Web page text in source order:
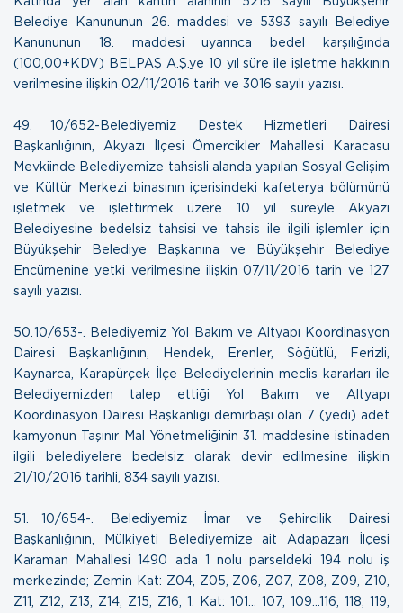
Belediye Kanununun 26. maddesi ve 5393 sayılı Belediye
Kanununun 18. maddesi uyarınca bedel karşılığında
(100,00+KDV) BELPAŞ A.Ş.ye 10 yıl süre ile işletme hakkının
verilmesine ilişkin 02/11/2016 tarih ve 3016 sayılı yazısı.
49. 10/652-Belediyemiz Destek Hizmetleri Dairesi
Başkanlığının, Akyazı İlçesi Ömercikler Mahallesi Karacasu
Mevkiinde Belediyemize tahsisli alanda yapılan Sosyal Gelişim
ve Kültür Merkezi binasının içerisindeki kafeterya bölümünü
işletmek ve işlettirmek üzere 10 yıl süreyle Akyazı
Belediyesine bedelsiz tahsisi ve tahsis ile ilgili işlemler için
Büyükşehir Belediye Başkanına ve Büyükşehir Belediye
Encümenine yetki verilmesine ilişkin07/11/2016 tarih ve 127
sayılı yazısı.
50. 10/653-. Belediyemiz Yol Bakım ve Altyapı Koordinasyon
Dairesi Başkanlığının, Hendek, Erenler, Söğütlü, Ferizli,
Kaynarca, Karapürçek İlçe Belediyelerinin meclis kararları ile
Belediyemizden talep ettiği Yol Bakım ve Altyapı
Koordinasyon Dairesi Başkanlığı demirbaşı olan 7 (yedi) adet
kamyonun Taşınır Mal Yönetmeliğinin 31. maddesine istinaden
ilgili belediyelere bedelsiz olarak devir edilmesine ilişkin
21/10/2016 tarihli, 834 sayılı yazısı.
51. 10/654-. Belediyemiz İmar ve Şehircilik Dairesi
Başkanlığının, Mülkiyeti Belediyemize ait Adapazarı İlçesi
Karaman Mahallesi 1490 ada 1 nolu parseldeki 194 nolu iş
merkezinde; Zemin Kat: Z04, Z05, Z06, Z07, Z08, Z09, Z10,
Z11, Z12, Z13, Z14, Z15, Z16, 1. Kat: 101… 107, 109…116, 118, 119,